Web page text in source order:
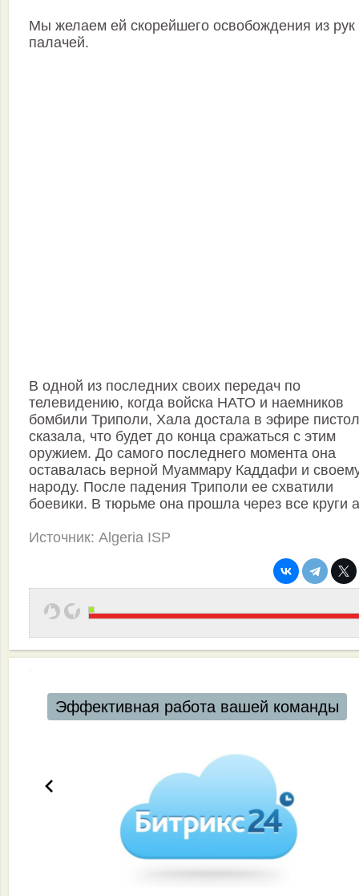
Мы желаем ей скорейшего освобождения из рук
палачей.
В одной из последних своих передач по
телевидению, когда войска НАТО и наемников
бомбили Триполи, Хала достала в эфире
сказала, что будет до конца сражаться с этим
оружием. До самого последнего момента она
оставалась верной Муаммару Каддафи и
народу. После падения Триполи ее схватили
боевики. В тюрьме она прошла через все круги
Источник: Algeria ISP
Эффективная работа вашей команды